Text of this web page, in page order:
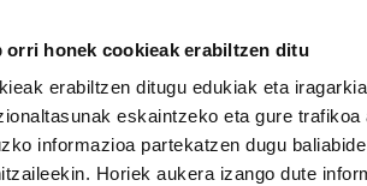
orri honek cookieak erabiltzen ditu
erabiltzen ditugu edukiak eta
eskaintzeko eta gure
informazioa partekatzen dugu
Horiek aukera izango dute